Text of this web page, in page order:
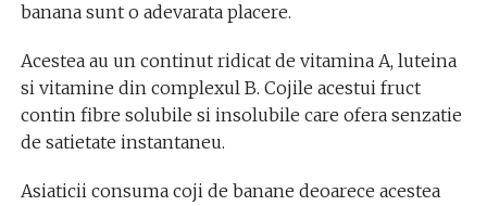
banana sunt o adevarata placere.
Acestea au un continut ridicat de vitamina A, luteina
si vitamine din complexul B. Cojile acestui fruct
contin fibre solubile si insolubile care ofera senzatie
de satietate instantaneu.
Asiaticii consuma coji de banane deoarece acestea